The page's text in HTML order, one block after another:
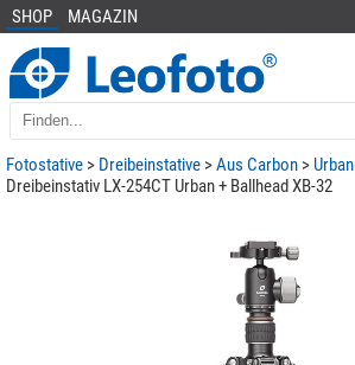
SHOP MAGAZIN
Fotostative > Dreibeinstative >Aus Carbon > Urban
Dreibeinstativ LX-254CT Urban + Ballhead XB-32